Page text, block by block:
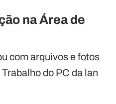
na Área de
com arquivos e fotos
do PC da lan